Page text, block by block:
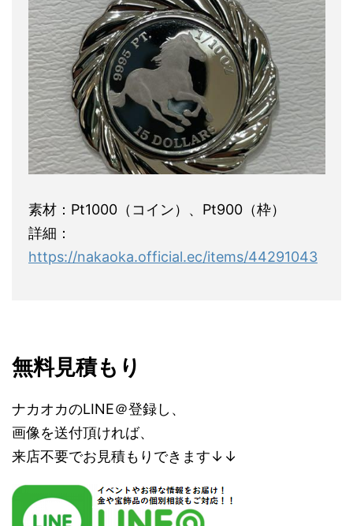
素材：Pt1000（コイン）、Pt900（枠）
詳細：
https://nakaoka.official.ec/items/44291043
無料見積もり
ナカオカのLINE＠登録し、
画像を送付頂ければ、
来店不要でお見積もりできます↓↓